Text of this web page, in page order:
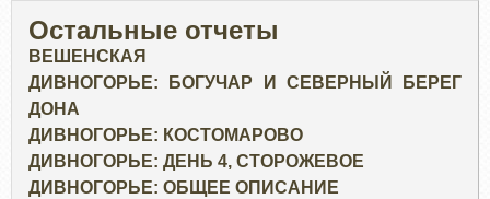
Остальные отчеты
ВЕШЕНСКАЯ
ДИВНОГОРЬЕ: БОГУЧАР И СЕВЕРНЫЙ БЕРЕГ
ДОНА
ДИВНОГОРЬЕ: КОСТОМАРОВО
ДИВНОГОРЬЕ: ДЕНЬ 4, СТОРОЖЕВОЕ
ДИВНОГОРЬЕ: ОБЩЕЕ ОПИСАНИЕ